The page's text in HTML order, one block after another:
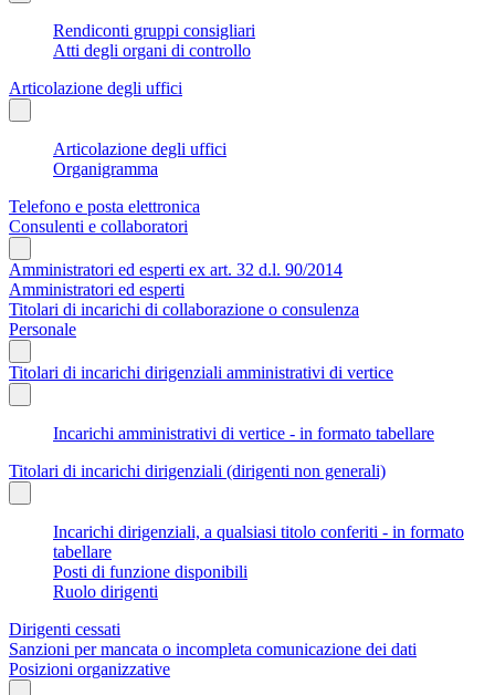
Rendiconti gruppi consigliari
Atti degli organi di controllo
Articolazione degli uffici
Articolazione degli uffici
Organigramma
Telefono e posta elettronica
Consulenti e collaboratori
Amministratori ed esperti ex art. 32 d.l. 90/2014
Amministratori ed esperti
Titolari di incarichi di collaborazione o consulenza
Personale
Titolari di incarichi dirigenziali amministrativi di vertice
Incarichi amministrativi di vertice - in formato tabellare
Titolari di incarichi dirigenziali (dirigenti non generali)
Incarichi dirigenziali, a qualsiasi titolo conferiti - in formato
tabellare
Posti di funzione disponibili
Ruolo dirigenti
Dirigenti cessati
Sanzioni per mancata o incompleta comunicazione dei dati
Posizioni organizzative